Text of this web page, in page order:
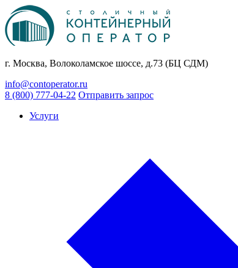
г. Москва, Волоколамское шоссе, д.73 (БЦ СДМ)
info@contoperator.ru
8 (800) 777-04-22 Отправить запрос
Услуги